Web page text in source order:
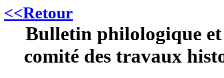
<<Retour
Bulletin philologique
comité des travaux